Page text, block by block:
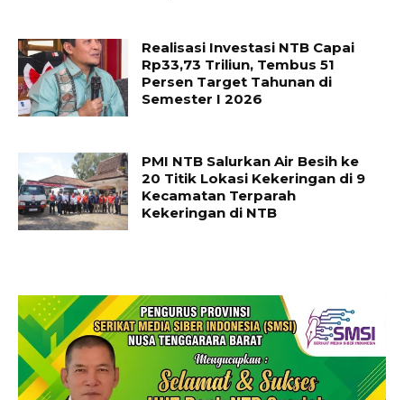
Realisasi Investasi NTB Capai
Rp33,73 Triliun, Tembus 51
Persen Target Tahunan di
Semester I 2026
PMI NTB Salurkan Air Besih ke
20 Titik Lokasi Kekeringan di 9
Kecamatan Terparah
Kekeringan di NTB